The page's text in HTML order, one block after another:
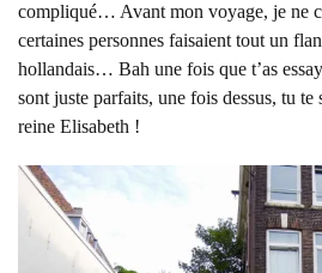
compliqué… Avant mon voyage, je ne
certaines personnes faisaient tout un
hollandais… Bah une fois que t’as
sont juste parfaits, une fois dessus, tu te
reine Elisabeth !